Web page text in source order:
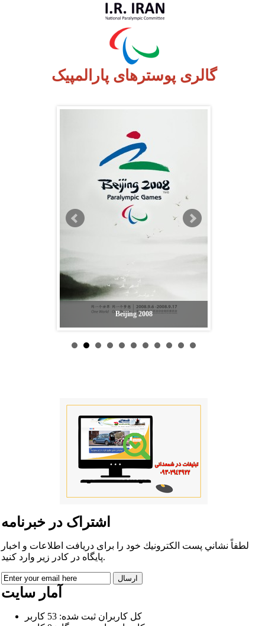
گالری پوسترهای پارالمپیک
Beijing 2008
اشتراک در خبرنامه
لطفاً نشاني پست الكترونيك خود را برای دريافت اطلاعات و اخبار
پايگاه در كادر زير وارد كنيد.
آمار سایت
كل کاربران ثبت شده: 53 کاربر